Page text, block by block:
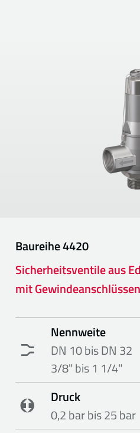
Baureihe4420
Sicherheitsventile aus
mit Gewindeanschlüssen
Nennweite
DN 10 bis DN 32
3/8" bis 1 1/4"
Druck
0,2 bar bis 25 bar